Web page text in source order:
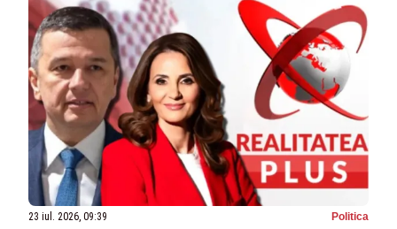
23 iul. 2026, 09:39 Politica